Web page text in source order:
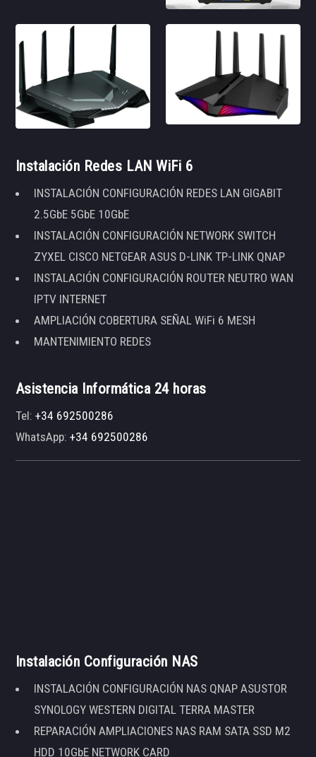
Instalación Redes LAN WiFi 6
INSTALACIÓN CONFIGURACIÓN REDES LAN GIGABIT
2.5GbE 5GbE 10GbE
INSTALACIÓN CONFIGURACIÓN NETWORK SWITCH
ZYXEL CISCO NETGEAR ASUS D-LINK TP-LINK QNAP
INSTALACIÓN CONFIGURACIÓN ROUTER NEUTRO WAN
IPTV INTERNET
AMPLIACIÓN COBERTURA SEÑAL WiFi 6 MESH
MANTENIMIENTO REDES
Asistencia Informática 24 horas
Tel:+34 692500286
WhatsApp:+34 692500286
Instalación Configuración NAS
INSTALACIÓN CONFIGURACIÓN NAS QNAP ASUSTOR
SYNOLOGY WESTERN DIGITAL TERRA MASTER
REPARACIÓN AMPLIACIONES NAS RAM SATA SSD M2
HDD 10GbE NETWORK CARD